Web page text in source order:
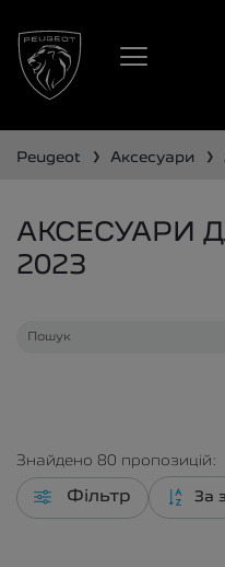
peugeot ❯ аксесуари ❯
АКСЕСУАРИ
2023
Знайдено 80 пропозицій:
Фільтр